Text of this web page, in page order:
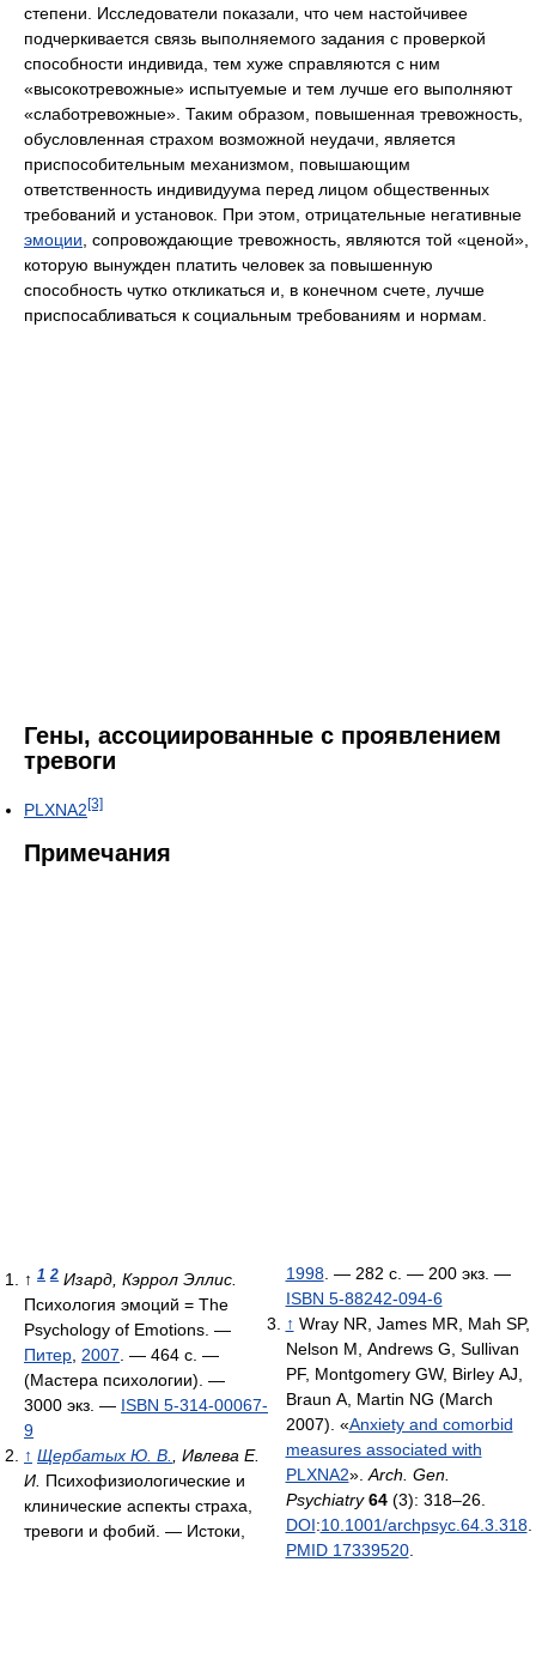
степени. Исследователи показали, что чем настойчивее
подчеркивается связь выполняемого задания с проверкой
способности индивида, тем хуже справляются с ним
«высокотревожные» испытуемые и тем лучше его выполняют
«слаботревожные». Таким образом, повышенная тревожность,
обусловленная страхом возможной неудачи, является
приспособительным механизмом, повышающим
ответственность индивидуума перед лицом общественных
требований и установок. При этом, отрицательные негативные
эмоции, сопровождающие тревожность, являются той «ценой»,
которую вынужден платить человек за повышенную
способность чутко откликаться и, в конечном счете, лучше
приспосабливаться к социальным требованиям и нормам.
Гены, ассоциированные с проявлением
тревоги
PLXNA2 [3]
Примечания
↑ 1 2 Изард, Кэррол Эллис.
Психология эмоций = The
Psychology of Emotions. —
Питер 2007 . — 464 с. —
(Мастера психологии). —
3000 экз. — ISBN 5-314-00067-
9
↑ Щербатых Ю. В.
, Ивлева Е.
И. Психофизиологические и
клинические аспекты страха,
тревоги и фобий. — Истоки,
1998. — 282 с. — 200 экз. —
ISBN 5-88242-094-6
↑ Wray NR, James MR, Mah SP,
Nelson M, Andrews G, Sullivan
PF, Montgomery GW, Birley AJ,
Braun A, Martin NG (March
2007). «Anxiety and comorbid
measures associated with
PLXNA2». Arch. Gen.
Psychiatry 64(3): 318–26.
DOI:10.1001/archpsyc.64.3.318.
PMID 17339520.